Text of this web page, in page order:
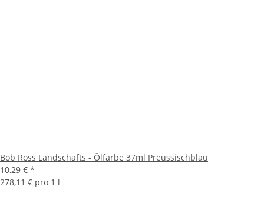
Bob Ross Landschafts - Ölfarbe 37ml Preussischblau
10,29 € *
278,11 € pro 1 l